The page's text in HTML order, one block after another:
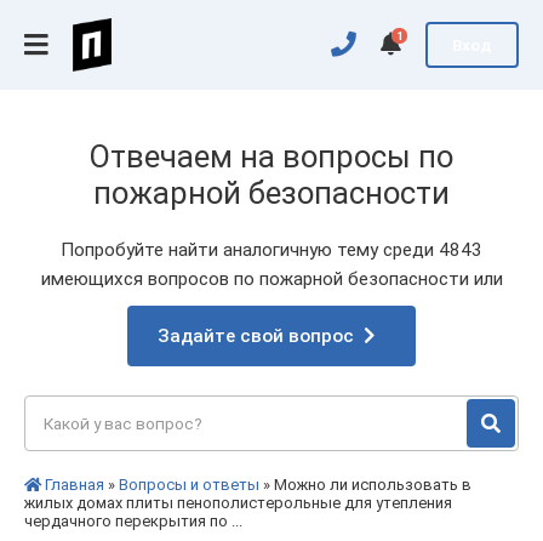
1
Отвечаем на вопросы по
пожарной безопасности
Попробуйте найти аналогичную тему среди 4843
имеющихся вопросов по пожарной безопасности или
Задайте свой вопрос
Главная » Вопросы и ответы » Можно ли использовать в
жилых домах плиты пенополистерольные для утепления
чердачного перекрытия по ...